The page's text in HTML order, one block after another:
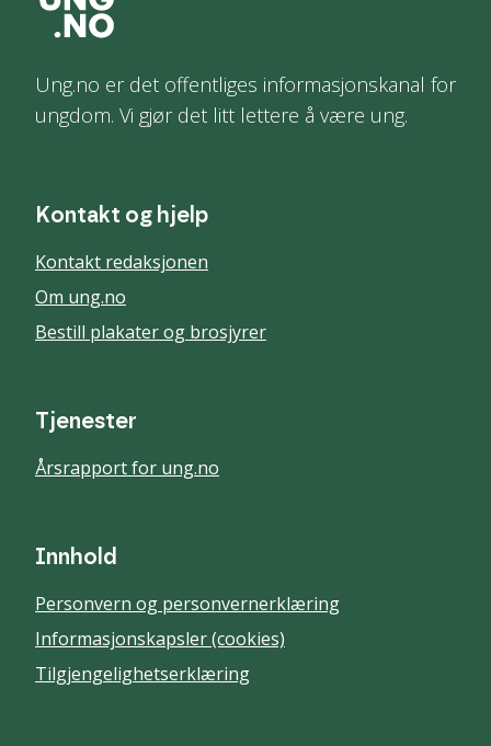
Ung.no er det offentliges informasjonskanal for
ungdom. Vi gjør det litt lettere å være ung.
Kontakt og hjelp
Kontakt redaksjonen
Om ung.no
Bestill plakater og brosjyrer
Tjenester
Årsrapport for ung.no
Innhold
Personvern og personvernerklæring
Informasjonskapsler (cookies)
Tilgjengelighetserklæring